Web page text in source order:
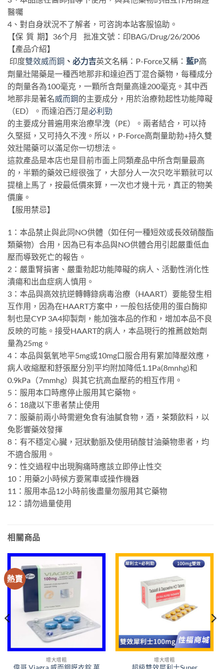
醫囑
4、對自身狀況不了解者，可咨詢本站客服協助。
【保 質 期】36个月 批准文號：印BAG/Drug/26/2006
【產品介紹】
印度雙效威而鋼 、 必力吉英文名稱：P-Force又稱： 藍P高
劑量壯陽藥是一種西地那非和達迫西丁混合藥物，每種成分
的劑量各為100毫克，一顆所含劑量高達200毫克。其中西
地那非是著名威而鋼的主要成分，用於治療勃起性功能障礙
（ED）。而達泊西汀是必利勁
的主要成分普遍用來治療早洩（PE）。兩者結合，可以持
久堅挺，又可持久不洩。所以，P-Force高劑量助勃+持久雙
效壯陽藥可以滿足你一切想法。
這款產品是本店也是目前市面上同類產品中所含劑量最高
的，半顆的藥效已經很強了，大部分人一次只吃半顆就可以
提槍上馬了，按最低價來算，一次也才幾十元，真正的物美
價廉。
【服用禁忌】
1：本品禁止與此同NO供體（如任何一種短效或長效硝酸酯
類藥物）合用，因為已有本品與NO供體合用引起嚴重低血
壓而導致死亡的報告。
2：嚴重腎損害、嚴重勃起功能障礙的病人、活動性消化性
潰瘍和出血症病人慎用。
3：本品與高效抗逆轉轉錄病毒治療（HAART）要能發生相
互作用，因為在HAART方案中，一般包括使用的蛋白酶抑
制也是CYP 3A4抑製劑，能加強本品的作和，增加本品不良
反映的可能。接受HAART的病人，本品現行的推薦啟始劑
量為25mg。
4：本品與氨氧地平5mg或10mg口服合用有累加降壓效應，
病人收縮壓和舒張壓分別平均附加降低1.1Pa(8mnhg)和
0.9kPa（7mmhg）與其它抗高血壓葯的相互作用。
5：服用本口時應停止服用其它藥物。
6：18歲以下患者禁止使用
7：服藥前兩小時需避免食有油膩食物，酒，茶類飲料，以
免影響藥效發揮
8：有不穩定心臟，冠狀動脈及使用硝酸甘油藥物患者，均
不適合服用。
9：性交過程中出現胸痛時應該立即停止性交
10：用藥2小時候方要駕車或操作機器
11：服用本品12小時前後盡量勿服用其它藥物
12：請勿過量使用
相關商品
熱賣
增大增粗 增大增粗